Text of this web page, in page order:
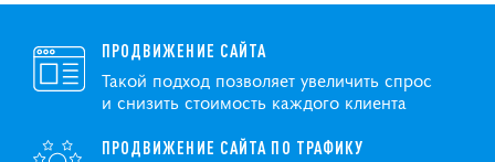
ПРОДВИЖЕНИЕ САЙТА
Такой подход позволяет увеличить спрос
и снизить стоимость каждого клиента
ПРОДВИЖЕНИЕ САЙТА ПО ТРАФИКУ